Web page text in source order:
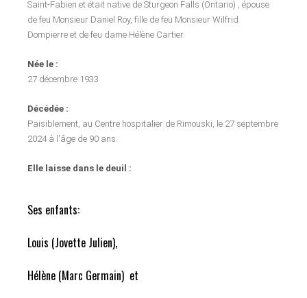
Saint-Fabien et était native de Sturgeon Falls (Ontario) , épouse
de feu Monsieur Daniel Roy, fille de feu Monsieur Wilfrid
Dompierre et de feu dame Hélène Cartier.
Née le :
27 décembre 1933
Décédée :
Paisiblement, au Centre hospitalier de Rimouski, le 27 septembre
2024 à l'âge de 90 ans.
Elle laisse dans le deuil :
Ses enfants:
Louis (Jovette Julien),
Hélène (Marc Germain) et